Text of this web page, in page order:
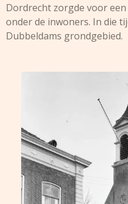
Dordrecht zorgde voor
onder de inwoners. In die
Dubbeldams grondgebied.